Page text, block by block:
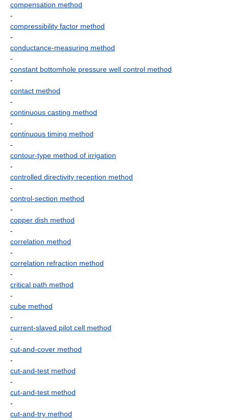
compensation method
-
compressibility factor method
-
conductance-measuring method
-
constant bottomhole pressure well control method
-
contact method
-
continuous casting method
-
continuous timing method
-
contour-type method of irrigation
-
controlled directivity reception method
-
control-section method
-
copper dish method
-
correlation method
-
correlation refraction method
-
critical path method
-
cube method
-
current-slaved pilot cell method
-
cut-and-cover method
-
cut-and-test method
-
cut-and-test method
-
cut-and-try method